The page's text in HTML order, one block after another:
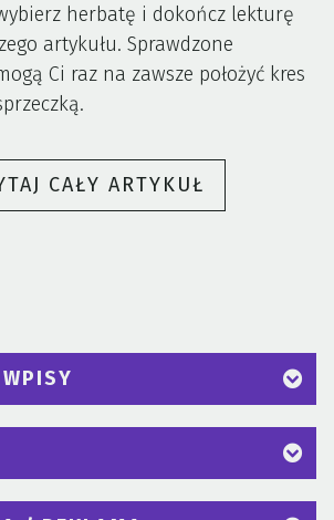
herbatę i dokończ lekturę
artykułu. Sprawdzone
Ci raz na zawsze położyć kres
CAŁY ARTYKUŁ
NIE
DZIECKU
WRESZCIE
COŚ
FAJNEGO”